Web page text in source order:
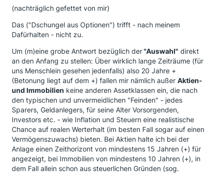
(nachträglich gefettet von mir)
Das ("Dschungel aus Optionen") trifft - nach meinem
Dafürhalten - nicht zu.
Um (m)eine grobe Antwort bezüglich der"Auswahl" direkt
an den Anfang zu stellen: Über wirklich lange Zeiträume (für
uns Menschlein gesehen jedenfalls) also 20 Jahre +
(Betonung liegt auf dem +) fallen mir nämlich außer Aktien-
und Immobilien keine anderen Assetklassen ein, die nach
den typischen und unvermeidlichen "Feinden" - jedes
Sparers, Geldanlegers, für seine Alter Vorsorgenden,
Investors etc. - wie Inflation und Steuern eine realistische
Chance auf realen Werterhalt (im besten Fall sogar auf einen
Vermögenszuwachs) bieten. Bei Aktien halte ich bei der
Anlage einen Zeithorizont von mindestens 15 Jahren (+) für
angezeigt, bei Immobilien von mindestens 10 Jahren (+), in
dem Fall allein schon aus steuerlichen Gründen (sog.